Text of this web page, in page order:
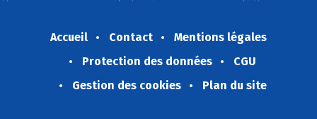
Accueil Contact
Mentions légales
Protection des données
CGU
Gestion des cookies
Plan du site